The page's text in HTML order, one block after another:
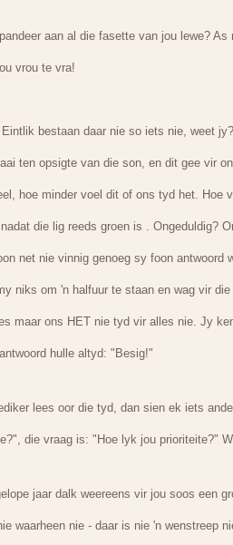
aan al die fasette van jou lewe?
vrou te vra!
bestaan daar nie so iets nie, weet
ten opsigte van die son, en dit gee vir
hoe minder voel dit of ons tyd het. Hoe
die lig reeds groen is . Ongeduldig?
net nie vinnig genoeg sy foon
niks om 'n halfuur te staan en wag vir
maar ons HET nie tyd vir alles nie. Jy
hulle altyd: "Besig!"
lees oor die tyd, dan sien ek iets
die vraag is: "Hoe lyk jou prioriteite?"
jaar dalk weereens vir jou soos een
waarheen nie - daar is nie 'n wenstreep